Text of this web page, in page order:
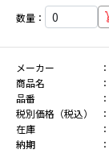
数量：
メーカー
商品名
品番
税別価格（税込）
在庫
納期